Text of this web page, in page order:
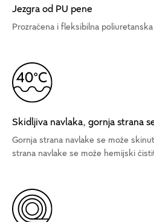
Jezgra od PU pene
Prozračena i fleksibilna
Skidljiva navlaka, gornja strana
Gornja strana navlake se može
strana navlake se može hemijski